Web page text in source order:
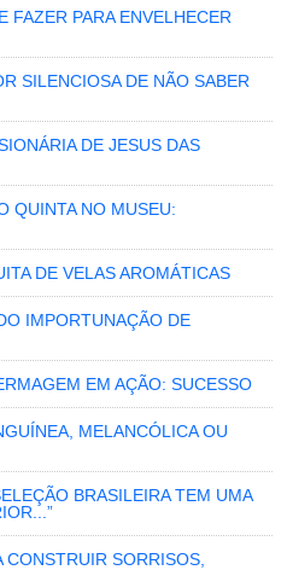
FAZER PARA ENVELHECER
SILENCIOSA DE NÃO SABER
DE JESUS DAS
QUINTA NO MUSEU:
DE VELAS AROMÁTICAS
IMPORTUNAÇÃO DE
EM AÇÃO: SUCESSO
MELANCÓLICA OU
BRASILEIRA TEM UMA
CONSTRUIR SORRISOS,